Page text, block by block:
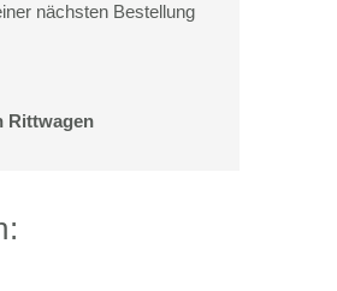
nächsten Bestellung
Rittwagen